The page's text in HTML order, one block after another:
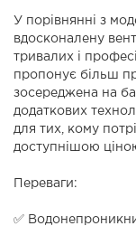
У порівнянні з
вдосконалену
тривалих і
пропонує більш
зосереджена на
додаткових
для тих, кому
доступнішою
Переваги:
✅